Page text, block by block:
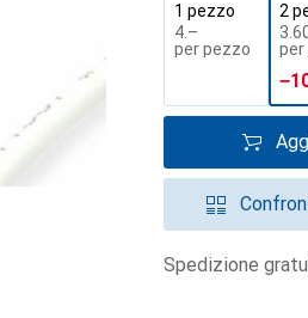
1 pezzo
CHF
4.–
per pezzo
2
CHF
per
−
Spedizione